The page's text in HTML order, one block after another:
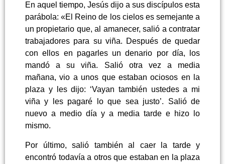
En aquel tiempo, Jesús dijo a sus discípulos esta
parábola: «El Reino de los cielos es semejante a
un propietario que, al amanecer, salió a contratar
trabajadores para su viña. Después de quedar
con ellos en pagarles un denario por día, los
mandó a su viña. Salió otra vez a media
mañana, vio a unos que estaban ociosos en la
plaza y les dijo: ‘Vayan también ustedes a mi
viña y les pagaré lo que sea justo’. Salió de
nuevo a medio día y a media tarde e hizo lo
mismo.
Por último, salió también al caer la tarde y
encontró todavía a otros que estaban en la plaza